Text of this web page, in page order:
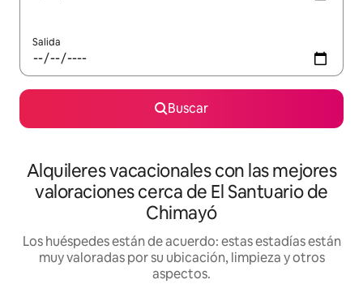
Salida
Buscar
Alquileres vacacionales con las mejores
valoraciones cerca de El Santuario de
Chimayó
Los huéspedes están de acuerdo: estas estadías están
muy valoradas por su ubicación, limpieza y otros
aspectos.